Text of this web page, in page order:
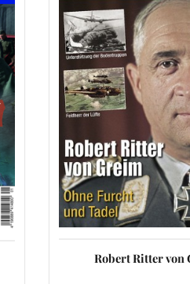
Robert Ritter von